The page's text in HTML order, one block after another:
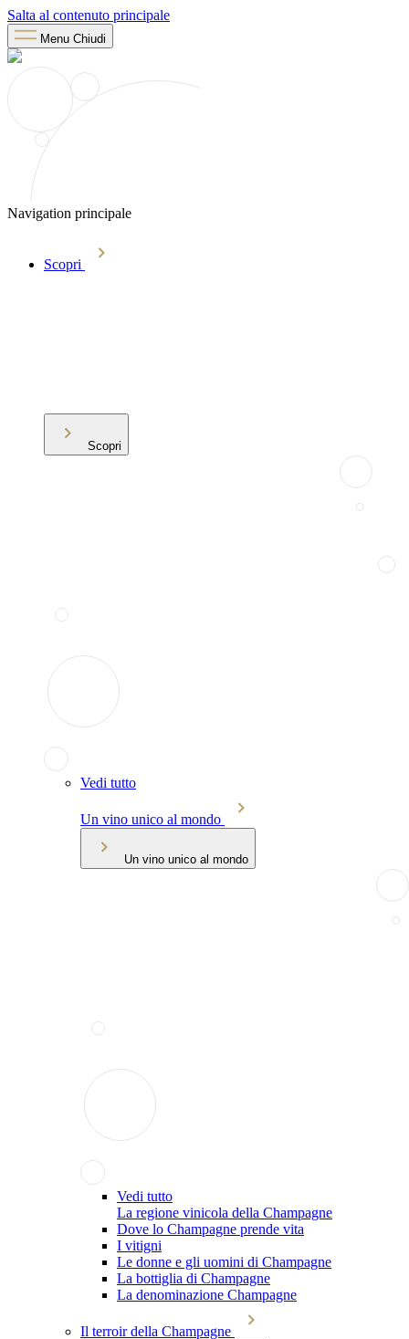
Salta al contenuto principale
Menu Chiudi
Navigation principale
Scopri
Scopri
Vedi tutto
Un vino unico al mondo
Un vino unico al mondo
Vedi tutto
La regione vinicola della Champagne
Dove lo Champagne prende vita
I vitigni
Le donne e gli uomini di Champagne
La bottiglia di Champagne
La denominazione Champagne
Il terroir della Champagne